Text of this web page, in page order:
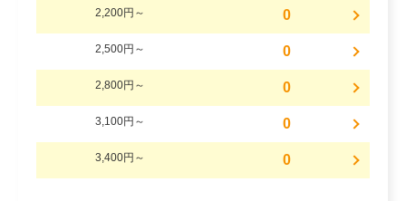
2,200円～ 0
2,500円～ 0
2,800円～ 0
3,100円～ 0
3,400円～ 0